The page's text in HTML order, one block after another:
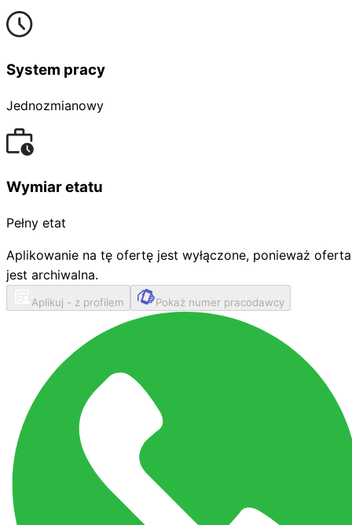
System pracy
Jednozmianowy
Wymiar etatu
Pełny etat
Aplikowanie na tę ofertę jest wyłączone, ponieważ oferta
jest archiwalna.
Aplikuj - z profilem Pokaż numer pracodawcy